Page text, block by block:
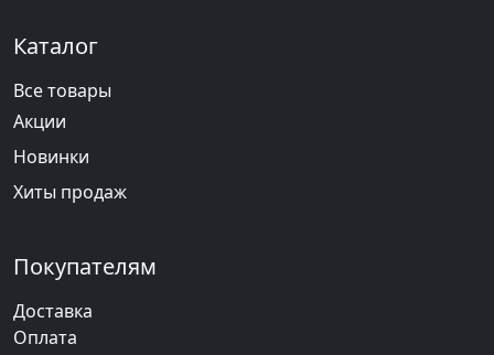
Каталог
Все товары
Акции
Новинки
Хиты продаж
Покупателям
Доставка
Оплата